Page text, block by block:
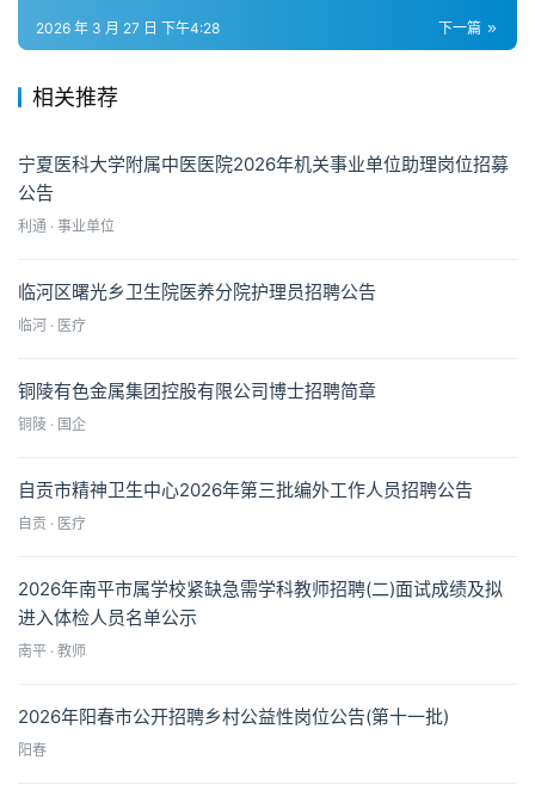
下一篇
2026 年 3 月 27 日 下午4:28
相关推荐
宁夏医科大学附属中医医院2026年机关事业单位助理岗位招募
公告
利通 · 事业单位
临河区曙光乡卫生院医养分院护理员招聘公告
临河 · 医疗
铜陵有色金属集团控股有限公司博士招聘简章
铜陵 · 国企
自贡市精神卫生中心2026年第三批编外工作人员招聘公告
自贡 · 医疗
2026年南平市属学校紧缺急需学科教师招聘(二)面试成绩及拟
进入体检人员名单公示
南平 · 教师
2026年阳春市公开招聘乡村公益性岗位公告(第十一批)
阳春